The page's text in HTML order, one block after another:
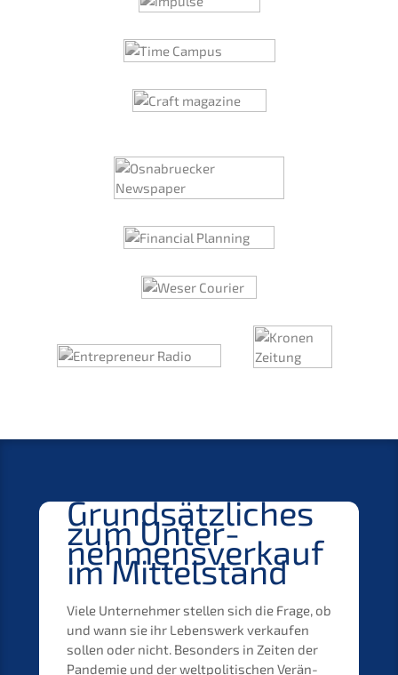
Grund­sätz­li­ches
zum Unter­
nehmens­verkauf
im Mittelstand
Viele Unter­neh­mer stellen sich die Frage, ob
und wann sie ihr Lebens­werk verkau­fen
sollen oder nicht. Beson­ders in Zeiten der
Pande­mie und der weltpo­li­ti­schen Verän­